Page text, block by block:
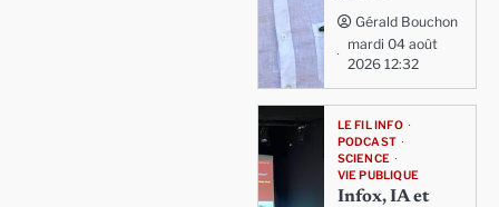
Gérald Bouchon
mardi 04 août
2026 12:32
LE FIL INFO
PODCAST
SCIENCE
VIE PUBLIQUE
Infox, IA et